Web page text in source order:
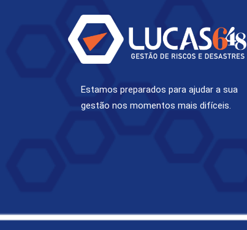
Estamos preparados para ajudar a sua
gestão nos momentos mais difíceis.